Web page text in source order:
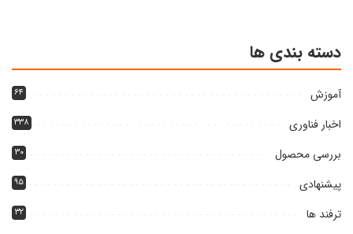
دسته بندی ها
آموزش ۶۴
اخبار فناوری ۳۳۸
بررسی محصول ۳۰
پیشنهادی ۹۵
ترفند ها ۳۲